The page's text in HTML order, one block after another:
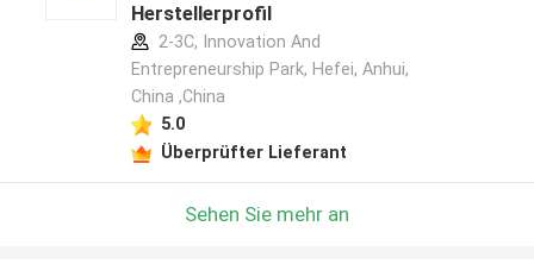
Herstellerprofil
2-3C, Innovation And
Entrepreneurship Park, Hefei, Anhui,
China ,China
5.0
Überprüfter Lieferant
Sehen Sie mehr an